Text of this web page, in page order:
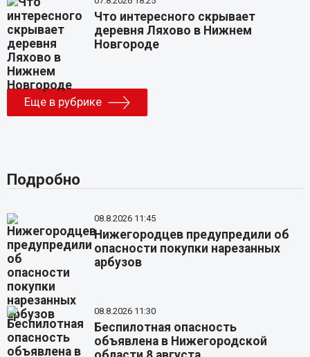
Что интересного скрывает
деревня Ляхово в Нижнем
Новгороде
Еще в рубрике
Подробно
08.8.2026 11:45
Нижегородцев предупредили об
опасности покупки нарезанных
арбузов
08.8.2026 11:30
Беспилотная опасность
объявлена в Нижегородской